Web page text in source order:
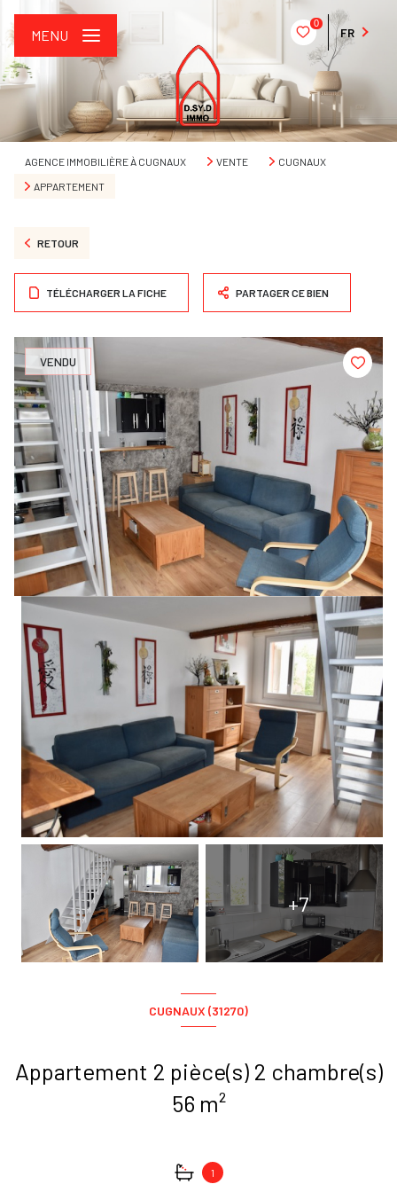
0
FR
MENU
AGENCE IMMOBILIÈRE À CUGNAUX VENTE
CUGNAUX
APPARTEMENT
RETOUR
TÉLÉCHARGER LA FICHE PARTAGER CE BIEN
VENDU
+7
CUGNAUX (31270)
Appartement 2 pièce(s) 2 chambre(s)
56 m²
1